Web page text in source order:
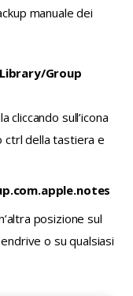
manuale dei
Group
cliccando sull’icona
ctrl della tastiera e
posizione sul
o su qualsiasi